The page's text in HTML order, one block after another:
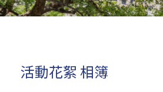
活動花絮 相簿